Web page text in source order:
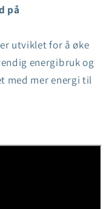
på
utviklet for å øke
energibruk og
med mer energi til